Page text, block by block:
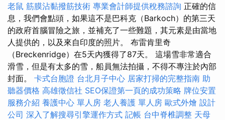
老鼠 筋膜沾黏撥筋技術 專業會計師提供稅務諮詢 正確的信
息，我們會點頭，如果這不是巴科克（Barkoch）的第三天
的政府首腦冒險之旅，並補充了一些難題，其元素是由當地
人提供的，以及來自印度的照片。 布雷肯里奇
（Breckenridge）在5天內獲得了87天。 這場雪非常適合
滑雪，但是有太多的雪，船員無法拍攝，不得不專注於內部
封面。 卡式台胞證 台北月子中心 居家打掃的完整指南 助
聽器價格 高雄徵信社 SEO保證第一頁的成功策略 牌位安置
服務介紹 養護中心 單人房 老人養護 單人房 歐式外燴 設計
公司 深入了解搜尋引擎運作方式 記帳 台中脊椎調整 天母